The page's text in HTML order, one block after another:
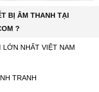
BỊ ÂM THANH TẠI
?
LỚN NHẤT VIỆT NAM
TRANH